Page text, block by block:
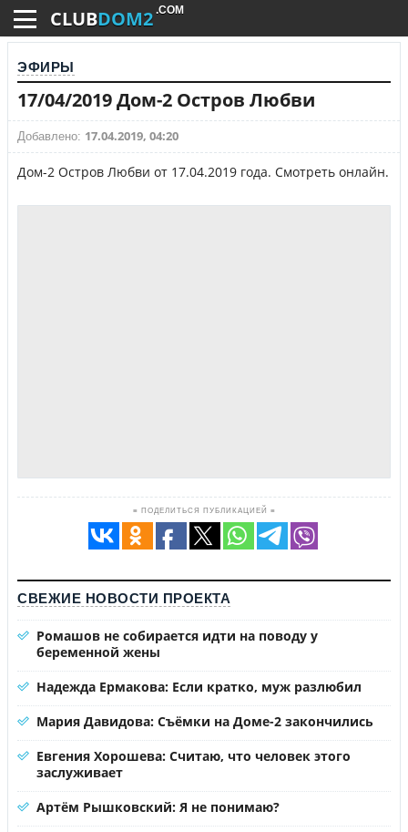
CLUBDOM2 .COM
ЭФИРЫ
17/04/2019 Дом-2 Остров Любви
Добавлено: 17.04.2019, 04:20
Дом-2 Остров Любви от 17.04.2019 года. Смотреть онлайн.
≡ ПОДЕЛИТЬСЯ ПУБЛИКАЦИЕЙ ≡
СВЕЖИЕ НОВОСТИ ПРОЕКТА
Ромашов не собирается идти на поводу у
беременной жены
Надежда Ермакова: Если кратко, муж разлюбил
Мария Давидова: Съёмки на Доме-2 закончились
Евгения Хорошева: Считаю, что человек этого
заслуживает
Артём Рышковский: Я не понимаю?